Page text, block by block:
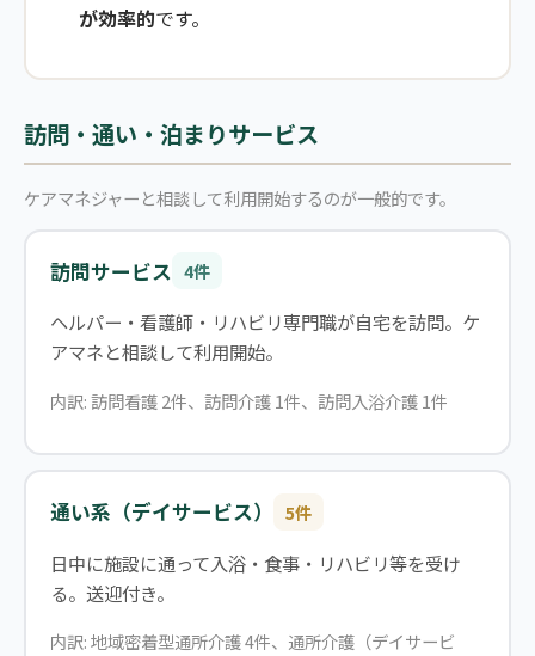
が効率的です。
訪問・通い・泊まりサービス
ケアマネジャーと相談して利用開始するのが一般的です。
訪問サービス 4件
ヘルパー・看護師・リハビリ専門職が自宅を訪問。ケ
アマネと相談して利用開始。
内訳: 訪問看護 2件、訪問介護 1件、訪問入浴介護 1件
通い系（デイサービス） 5件
日中に施設に通って入浴・食事・リハビリ等を受け
る。送迎付き。
内訳: 地域密着型通所介護 4件、通所介護（デイサービ